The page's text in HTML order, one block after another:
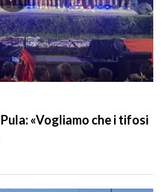
«Vogliamo che i tifosi